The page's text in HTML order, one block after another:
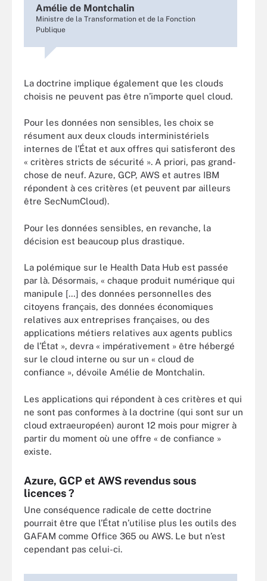
Amélie de Montchalin
Ministre de la Transformation et de la Fonction
Publique
La doctrine implique également que les clouds
choisis ne peuvent pas être n’importe quel cloud.
Pour les données non sensibles, les choix se
résument aux deux clouds interministériels
internes de l’État et aux offres qui satisferont des
« critères stricts de sécurité ». A priori, pas grand-
chose de neuf. Azure, GCP, AWS et autres IBM
répondent à ces critères (et peuvent par ailleurs
être SecNumCloud).
Pour les données sensibles, en revanche, la
décision est beaucoup plus drastique.
La polémique sur le Health Data Hub est passée
par là. Désormais, « chaque produit numérique qui
manipule […] des données personnelles des
citoyens français, des données économiques
relatives aux entreprises françaises, ou des
applications métiers relatives aux agents publics
de l’État », devra « impérativement » être hébergé
sur le cloud interne ou sur un « cloud de
confiance », dévoile Amélie de Montchalin.
Les applications qui répondent à ces critères et qui
ne sont pas conformes à la doctrine (qui sont sur un
cloud extraeuropéen) auront 12 mois pour migrer à
partir du moment où une offre « de confiance »
existe.
Azure, GCP et AWS revendus sous
licences ?
Une conséquence radicale de cette doctrine
pourrait être que l’État n’utilise plus les outils des
GAFAM comme Office 365 ou AWS. Le but n’est
cependant pas celui-ci.